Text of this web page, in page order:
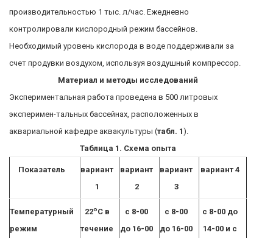
производительностью 1 тыс. л/час. Ежедневно
контролировали кислородный режим бассейнов.
Необходимый уровень кислорода в воде поддерживали за
счет продувки воздухом, используя воздушный компрессор.
Материал и методы исследований
Экспериментальная работа проведена в 500 литровых
эксперимен-тальных бассейнах, расположенных в
аквариальной кафедре аквакультуры (табл. 1).
Таблица 1. Схема опыта
Показатель
вариант
1
вариант
2
вариант
3
вариант 4
Температурный
режим
22оС в
течение
с 8-00
до 16-00
с 8-00
до 16-00
с 8-00 до
14-00 и с